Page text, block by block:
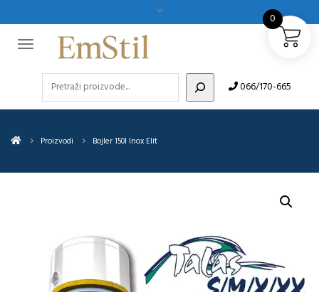
066/170-665
Proizvodi Bojler 150l Inox Elit
0